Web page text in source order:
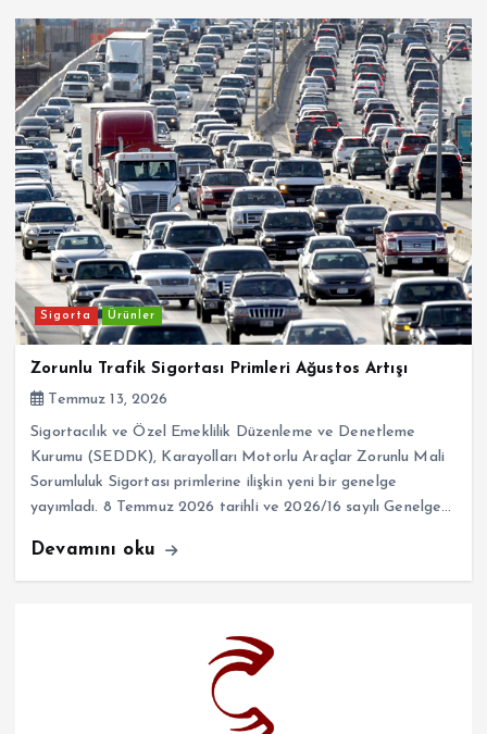
Sigorta Ürünler
Zorunlu Trafik Sigortası Primleri Ağustos Artışı
Temmuz 13, 2026
Sigortacılık ve Özel Emeklilik Düzenleme ve Denetleme
Kurumu (SEDDK), Karayolları Motorlu Araçlar Zorunlu Mali
Sorumluluk Sigortası primlerine ilişkin yeni bir genelge
yayımladı. 8 Temmuz 2026 tarihli ve 2026/16 sayılı Genelge…
Devamını oku